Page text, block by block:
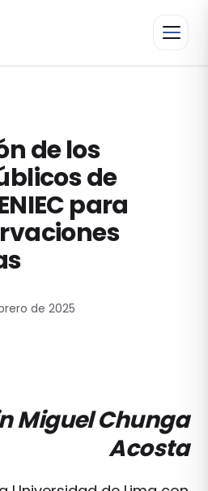
de los
de
para
de 2025
Miguel Chunga
Acosta